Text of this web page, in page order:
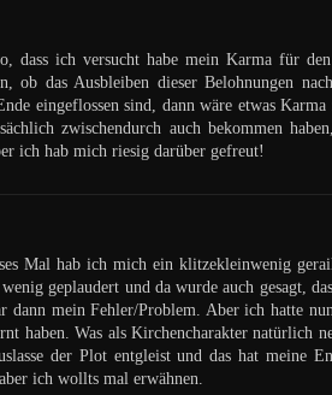
ich versucht habe mein Karma für
ob das Ausbleiben dieser Belohnungen
eingeflossen sind, dann wäre etwas Karma
zwischendurch auch bekommen
ich hab mich riesig darüber gefreut!
Mal hab ich mich ein klitzekleinwenig
geplaudert und da wurde auch gesagt,
mein Fehler/Problem. Aber ich hatte
haben. Was als Kirchencharakter natürlich
der Plot entgleist und das hat meine
ich wollts mal erwähnen.